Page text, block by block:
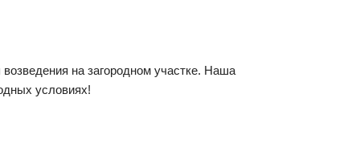
на загородном участке. Наша
условиях!